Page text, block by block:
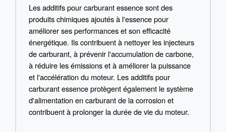
Les additifs pour carburant essence sont des
produits chimiques ajoutés à l'essence pour
améliorer ses performances et son efficacité
énergétique. Ils contribuent à nettoyer les injecteurs
de carburant, à prévenir l'accumulation de carbone,
à réduire les émissions et à améliorer la puissance
et l'accélération du moteur. Les additifs pour
carburant essence protègent également le système
d'alimentation en carburant de la corrosion et
contribuent à prolonger la durée de vie du moteur.